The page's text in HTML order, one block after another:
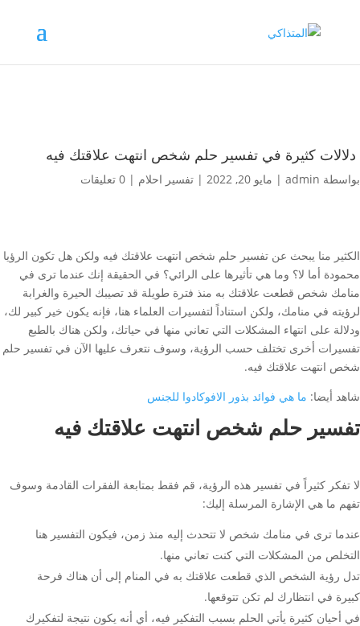
دلالات كثيرة في تفسير حلم شخص انتهت علاقتك فيه
بواسطة admin
| مايو 20, 2022 | تفسير احلام | 0 تعليقات
الكثير منا يبحث عن تفسير حلم شخص انتهت علاقتك فيه ولكن هل تكون الرؤيا
محمودة أما لا؟ وما هي تأثيرها على الرائي؟ في الحقيقة إنك عندما ترى في
منامك شخص قطعت علاقتك به منذ فترة طويلة قد تصيبك الحيرة والغرابة
لرؤيته في منامك، ولكن استناداً لتفسيرات العلماء هنا، فإنه يكون خير كبير لك،
ودلالة على انتهاء المشكلات التي تعاني منها في حياتك، ولكن هناك بالطبع
تفسيرات أخرى تختلف حسب الرؤية، وسوف نتعرف عليها الآن في تفسير حلم
شخص انتهت علاقتك فيه.
شاهد أيضا: ما هي فوائد بذور الافوكادوا للجنس
تفسير حلم شخص انتهت علاقتك فيه
لا تفكر كثيراً في تفسير هذه الرؤية، قم فقط بمتابعة الفقرات القادمة وسوف
تفهم ما هي الإشارة المرسلة إليك:
عندما ترى في منامك شخص لا تتحدث إليه منذ زمن، فيكون التفسير هنا
التخلص من المشكلات التي كنت تعاني منها.
تدل رؤية الشخص الذي قطعت علاقتك به في المنام إلى أن هناك فرحة
كبيرة في انتظارك لم تكن تتوقعها.
في أحيان كثيرة يأتي الحلم بسبب التفكير فيه، أي أنه يكون نتيجة لتفكيرك